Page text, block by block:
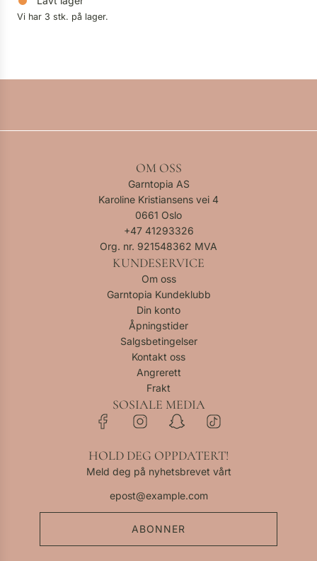
Vi har 3 stk. på lager.
OM OSS
Garntopia AS
Karoline Kristiansens vei 4
0661 Oslo
+47 41293326
Org. nr. 921548362 MVA
KUNDESERVICE
Om oss
Garntopia Kundeklubb
Din konto
Åpningstider
Salgsbetingelser
Kontakt oss
Angrerett
Frakt
SOSIALE MEDIA
HOLD DEG OPPDATERT!
Meld deg på nyhetsbrevet vårt
ABONNER